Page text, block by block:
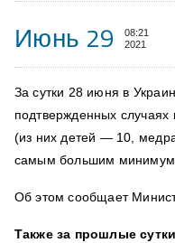
Июнь 29
08:21
2021
За сутки 28 июня в
подтвержденных
(из них детей — 10,
самым большим
Об этом сообщает
Также за прошлые